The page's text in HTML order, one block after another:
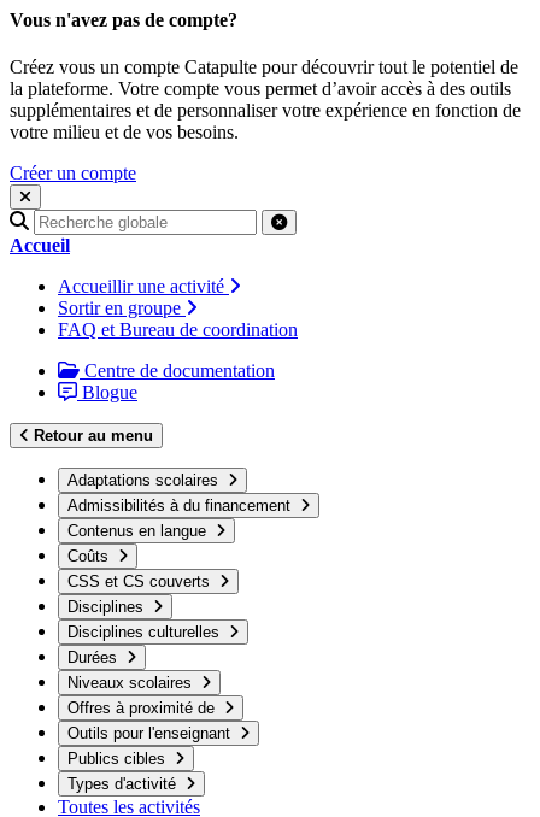
Vous n'avez pas de compte?
Créez vous un compte Catapulte pour découvrir tout le potentiel de
la plateforme. Votre compte vous permet d’avoir accès à des outils
supplémentaires et de personnaliser votre expérience en fonction de
votre milieu et de vos besoins.
Créer un compte
Recherche
pour
Accueil
Accueillir une activité
Sortir en groupe
FAQ et Bureau de coordination
Centre de documentation
Blogue
Retour au menu
Adaptations scolaires
Admissibilités à du financement
Contenus en langue
Coûts
CSS et CS couverts
Disciplines
Disciplines culturelles
Durées
Niveaux scolaires
Offres à proximité de
Outils pour l'enseignant
Publics cibles
Types d'activité
Toutes les activités